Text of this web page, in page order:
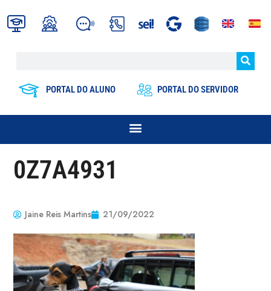
PORTAL DO ALUNO PORTAL DO SERVIDOR
0Z7A4931
Jaine Reis Martins 21/09/2022